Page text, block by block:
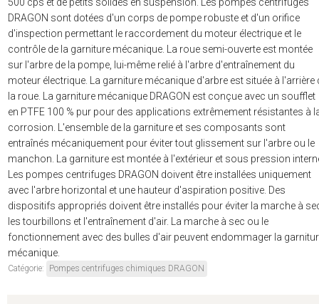
500 cps et de petits solides en suspension. Les pompes centrifuges
DRAGON sont dotées d'un corps de pompe robuste et d'un orifice
d'inspection permettant le raccordement du moteur électrique et le
contrôle de la garniture mécanique. La roue semi-ouverte est montée
sur l'arbre de la pompe, lui-même relié à l'arbre d'entraînement du
moteur électrique. La garniture mécanique d'arbre est située à l'arrière
la roue. La garniture mécanique DRAGON est conçue avec un soufflet
en PTFE 100 % pur pour des applications extrêmement résistantes à
corrosion. L'ensemble de la garniture et ses composants sont
entraînés mécaniquement pour éviter tout glissement sur l'arbre ou le
manchon. La garniture est montée à l'extérieur et sous pression
Les pompes centrifuges DRAGON doivent être installées uniquement
avec l'arbre horizontal et une hauteur d'aspiration positive. Des
dispositifs appropriés doivent être installés pour éviter la marche à
les tourbillons et l'entraînement d'air. La marche à sec ou le
fonctionnement avec des bulles d'air peuvent endommager la
mécanique.
Catégorie: Pompes centrifuges chimiques DRAGON